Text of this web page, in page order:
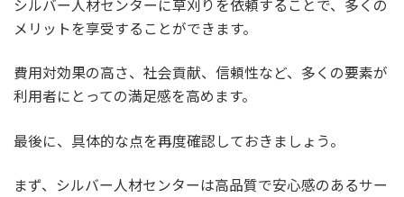
シルバー人材センターに草刈りを依頼することで、多くの
メリットを享受することができます。
費用対効果の高さ、社会貢献、信頼性など、多くの要素が
利用者にとっての満足感を高めます。
最後に、具体的な点を再度確認しておきましょう。
まず、シルバー人材センターは高品質で安心感のあるサー